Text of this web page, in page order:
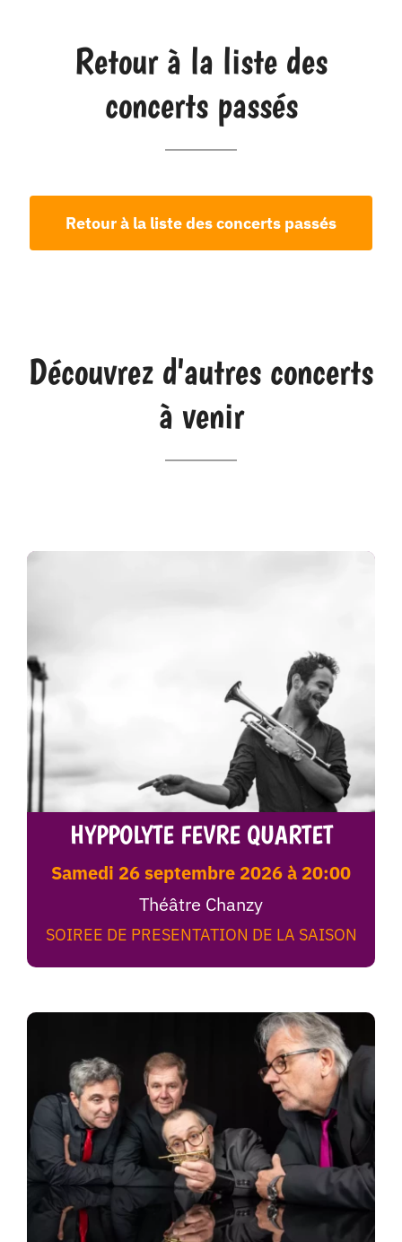
Retour à la liste des
concerts passés
Retour à la liste des concerts passés
Découvrez d'autres concerts
à venir
HYPPOLYTE FEVRE QUARTET
samedi 26 septembre 2026 à 20:00
Théâtre Chanzy
SOIREE DE PRESENTATION DE LA SAISON